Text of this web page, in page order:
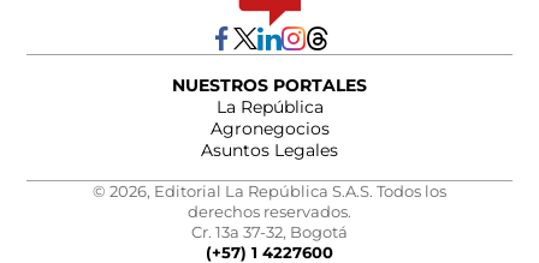
NUESTROS PORTALES
La República
Agronegocios
Asuntos Legales
© 2026, Editorial La República S.A.S. Todos los
derechos reservados.
Cr. 13a 37-32, Bogotá
(+57) 1 4227600